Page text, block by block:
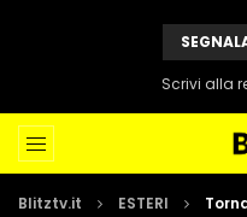
Scrivi alla
Blitztv.it ESTERI